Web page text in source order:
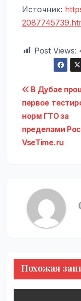
Источник:
Post Views:
по
В Дубае
первое
норм ГТО за
пределами
VseTime.ru
Похожая